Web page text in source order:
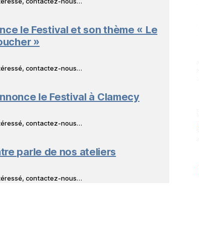
le Festival et son thème « Le
»
contactez-nous…
le Festival à Clamecy
contactez-nous…
parle de nos ateliers
contactez-nous…